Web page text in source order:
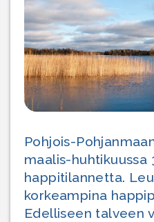
Pohjois-
maalis-huhtikuussa
happitilannetta.
korkeampina
Edelliseen talveen